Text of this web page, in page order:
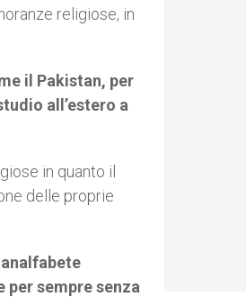
religiose, in
il Pakistan, per
all’estero a
in quanto il
delle proprie
sempre senza